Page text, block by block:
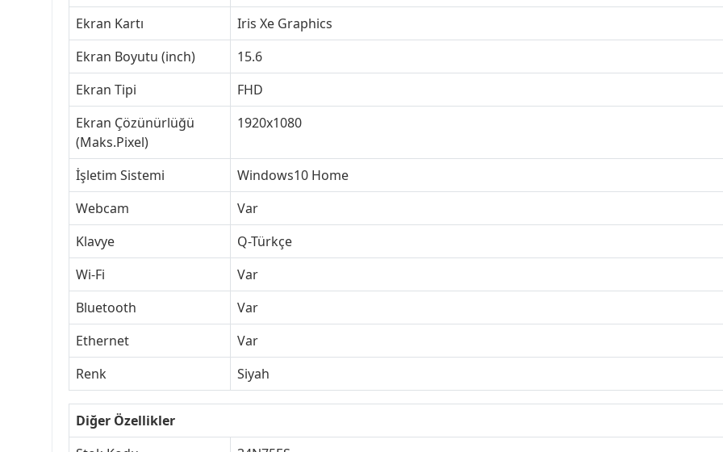
Ekran Kartı
Iris Xe Graphics
Ekran Boyutu (inch)
15.6
Ekran Tipi
FHD
Ekran Çözünürlüğü
(Maks.Pixel)
1920x1080
İşletim Sistemi
Windows10 Home
Webcam
Var
Klavye
Q-Türkçe
Wi-Fi
Var
Bluetooth
Var
Ethernet
Var
Renk
Siyah
Diğer Özellikler